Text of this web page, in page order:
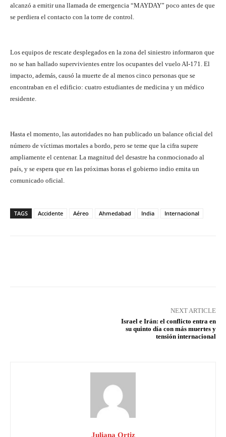
alcanzó a emitir una llamada de emergencia “MAYDAY” poco antes de que
se perdiera el contacto con la torre de control.
Los equipos de rescate desplegados en la zona del siniestro informaron que
no se han hallado supervivientes entre los ocupantes del vuelo AI-171. El
impacto, además, causó la muerte de al menos cinco personas que se
encontraban en el edificio: cuatro estudiantes de medicina y un médico
residente.
Hasta el momento, las autoridades no han publicado un balance oficial del
número de víctimas mortales a bordo, pero se teme que la cifra supere
ampliamente el centenar. La magnitud del desastre ha conmocionado al
país, y se espera que en las próximas horas el gobierno indio emita un
comunicado oficial.
TAGS Accidente Aéreo Ahmedabad India Internacional
NEXT ARTICLE
Israel e Irán: el conflicto entra en
su quinto día con más muertes y
tensión internacional
Juliana Ortiz